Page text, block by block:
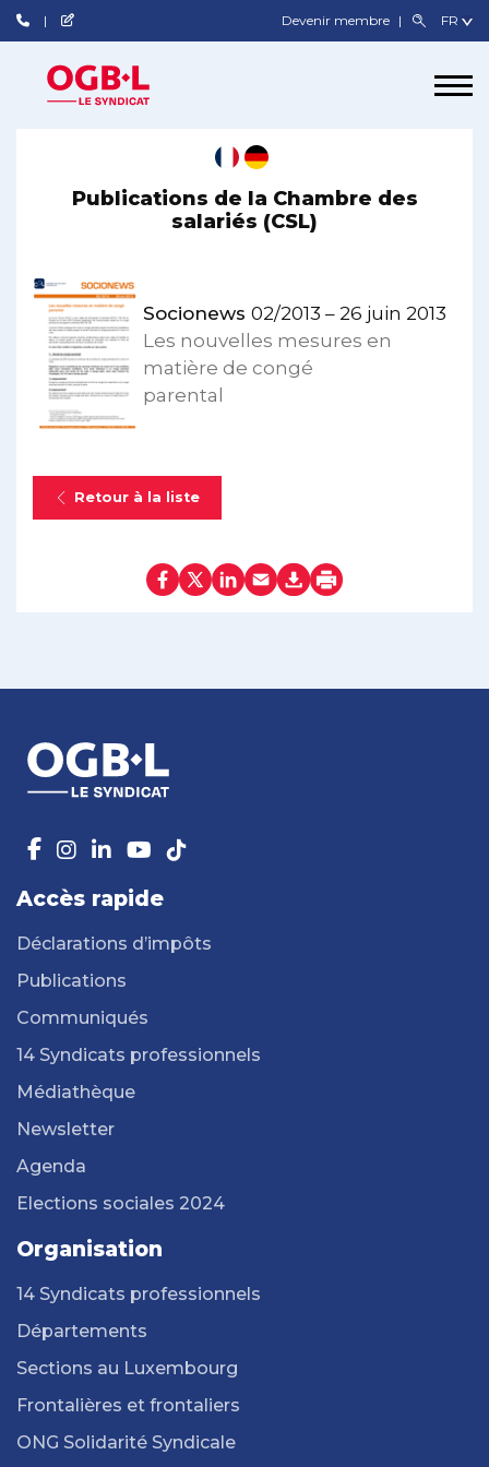
Devenir membre
Publications de la Chambre des
salariés (CSL)
Socionews 02/2013 – 26 juin 2013
Les nouvelles mesures en
matière de congé
parental
Retour à la liste
Accès rapide
Déclarations d’impôts
Publications
Communiqués
14 Syndicats professionnels
Médiathèque
Newsletter
Agenda
Elections sociales 2024
Organisation
14 Syndicats professionnels
Départements
Sections au Luxembourg
Frontalières et frontaliers
ONG Solidarité Syndicale